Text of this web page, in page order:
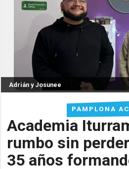
PAMPLONA
Academia
rumbo sin
35 años
Adrián y Josunee